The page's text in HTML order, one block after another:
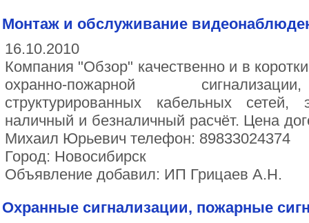
Монтаж и обслуживание
16.10.2010
Компания "Обзор" качественно и в
охранно-пожарной
структурированных кабельных сетей,
наличный и безналичный расчёт. Цена
Михаил Юрьевич телефон: 89833024374
Город: Новосибирск
Объявление добавил: ИП Грицаев А.Н.
Охранные сигнализации, пожарные